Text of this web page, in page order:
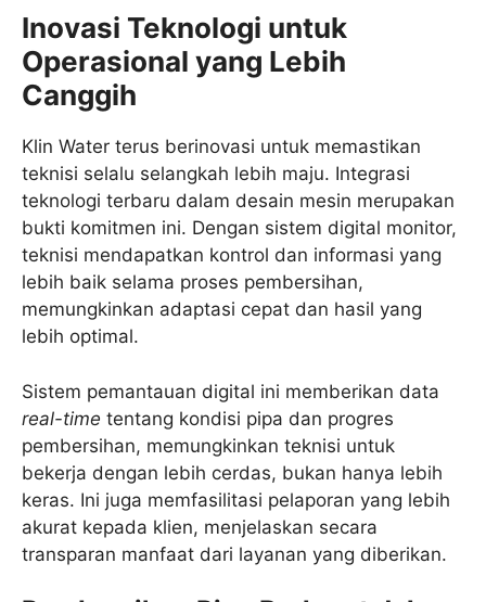
Inovasi Teknologi untuk
Operasional yang Lebih
Canggih
Klin Water terus berinovasi untuk memastikan
teknisi selalu selangkah lebih maju. Integrasi
teknologi terbaru dalam desain mesin merupakan
bukti komitmen ini. Dengan sistem digital monitor,
teknisi mendapatkan kontrol dan informasi yang
lebih baik selama proses pembersihan,
memungkinkan adaptasi cepat dan hasil yang
lebih optimal.
Sistem pemantauan digital ini memberikan data
real-time tentang kondisi pipa dan progres
pembersihan, memungkinkan teknisi untuk
bekerja dengan lebih cerdas, bukan hanya lebih
keras. Ini juga memfasilitasi pelaporan yang lebih
akurat kepada klien, menjelaskan secara
transparan manfaat dari layanan yang diberikan.